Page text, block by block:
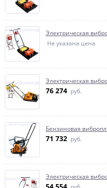
Электрическая
Не указана цена
Электрическая
76 274 руб.
Бензиновая
71 732 руб.
Электрическая